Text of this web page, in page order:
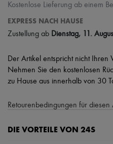
Kostenlose Lieferung ab einem
EXPRESS NACH HAUSE
Zustellung ab Dienstag, 11.
Der Artikel entspricht nicht Ihren
Nehmen Sie den kostenlosen
zu Hause aus innerhalb von 30
Retourenbedingungen für diesen
DIE VORTEILE VON 24S